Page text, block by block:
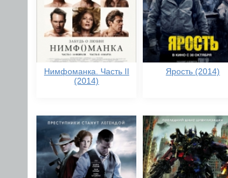
Нимфоманка. Часть II
(2014)
Ярость (2014)